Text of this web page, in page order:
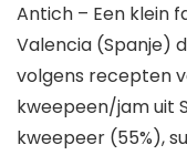
Antich – Een klein
Valencia (Spanje)
volgens recepten
kweepeen/jam uit
kweepeer (55%),